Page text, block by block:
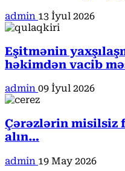
admin 13 İyul 2026
Eşitmənin
həkimdən vacib
admin 09 İyul 2026
Çərəzlərin misilsiz
alın…
admin 19 May 2026